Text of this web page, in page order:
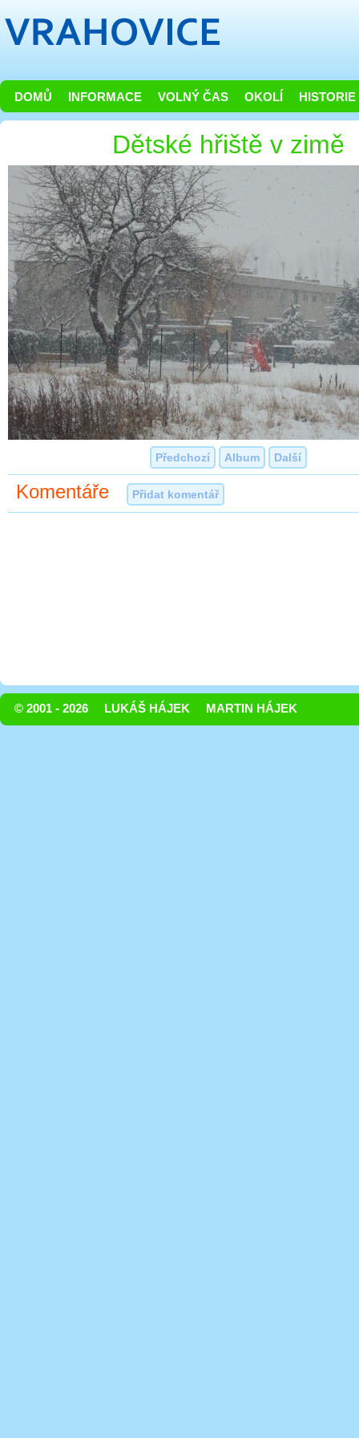
DOMŮ INFORMACE VOLNÝ ČAS OKOLÍ HISTORIE
Dětské hřiště v zimě
Předchozí Album Další
Komentáře Přidat komentář
© 2001 - 2026 LUKÁŠ HÁJEK MARTIN HÁJEK